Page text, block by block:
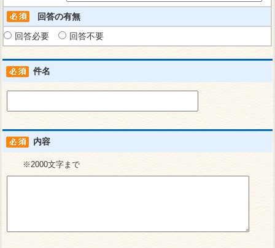
回答の有無
回答必要
回答不要
件名
内容
※2000文字まで